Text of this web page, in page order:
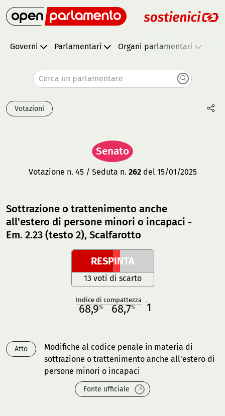
Governi Parlamentari Organi parlamentari
Cerca un parlamentare
Votazioni
Senato
Votazione n. 45 / Seduta n. 262del 15/01/2025
Sottrazione o trattenimento anche
all'estero di persone minori o incapaci -
Em. 2.23 (testo 2), Scalfarotto
RESPINTA
13 voti di scarto
Indice di compattezza
68,9% 68,7% 1
Atto
Modifiche al codice penale in materia di
sottrazione o trattenimento anche all'estero di
persone minori o incapaci
Fonte ufficiale